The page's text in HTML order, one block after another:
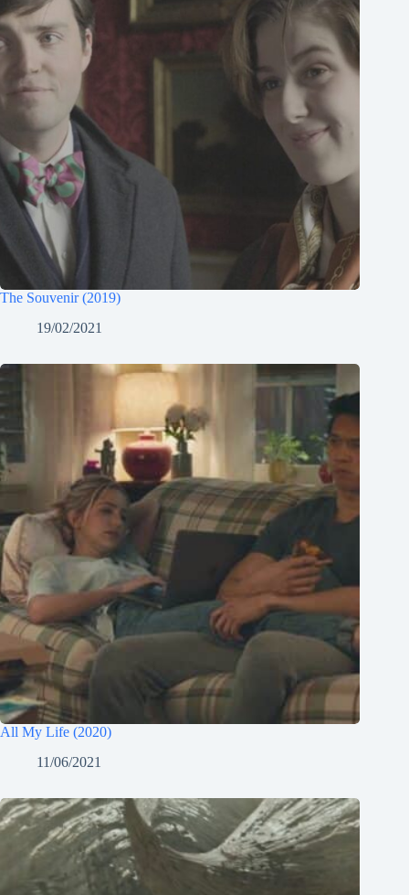
The Souvenir (2019)
19/02/2021
All My Life (2020)
11/06/2021